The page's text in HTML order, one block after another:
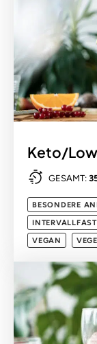
Keto/
GESAMT:
BESONDERE
VEGAN